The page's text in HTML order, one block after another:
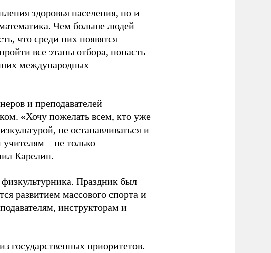
здоровья населения, но и
Чем больше людей
что среди них появятся
все этапы отбора, попасть
международных
и преподавателей
«Хочу пожелать всем, кто уже
не останавливаться и
– не только
Карелин.
Праздник был
развитием массового спорта и
инструкторам и
государственных приоритетов.